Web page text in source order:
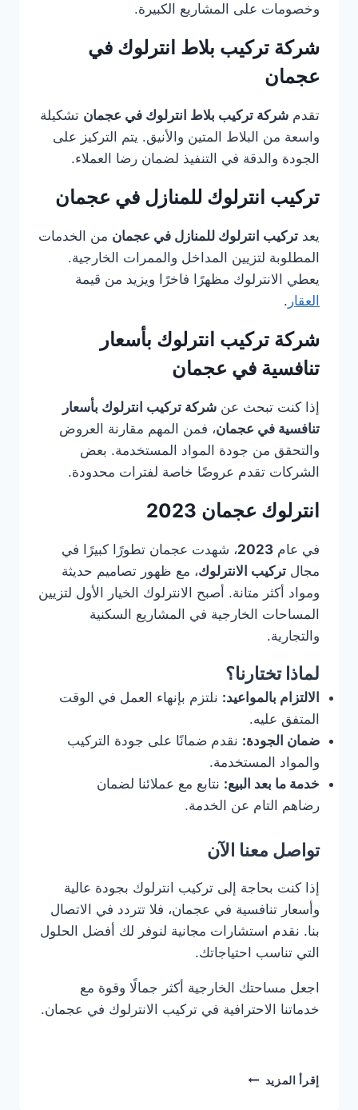
وخصومات على المشاريع الكبيرة.
شركة تركيب بلاط انترلوك في
عجمان
تقدم شركة تركيب بلاط انترلوك في عجمان تشكيلة
واسعة من البلاط المتين والأنيق. يتم التركيز على
الجودة والدقة في التنفيذ لضمان رضا العملاء.
تركيب انترلوك للمنازل في عجمان
يعد تركيب انترلوك للمنازل في عجمان من الخدمات
المطلوبة لتزيين المداخل والممرات الخارجية.
يعطي الانترلوك مظهرًا فاخرًا ويزيد من قيمة
العقار .
شركة تركيب انترلوك بأسعار
تنافسية في عجمان
إذا كنت تبحث عن شركة تركيب انترلوك بأسعار
تنافسية في عجمان، فمن المهم مقارنة العروض
والتحقق من جودة المواد المستخدمة. بعض
الشركات تقدم عروضًا خاصة لفترات محدودة.
انترلوك عجمان 2023
في عام 2023، شهدت عجمان تطورًا كبيرًا في
مجال تركيب الانترلوك، مع ظهور تصاميم حديثة
ومواد أكثر متانة. أصبح الانترلوك الخيار الأول لتزيين
المساحات الخارجية في المشاريع السكنية
والتجارية.
لماذا تختارنا؟
الالتزام بالمواعيد: نلتزم بإنهاء العمل في الوقت
المتفق عليه.
ضمان الجودة: نقدم ضمانًا على جودة التركيب
والمواد المستخدمة.
خدمة ما بعد البيع: نتابع مع عملائنا لضمان
رضاهم التام عن الخدمة.
تواصل معنا الآن
إذا كنت بحاجة إلى تركيب انترلوك بجودة عالية
وأسعار تنافسية في عجمان، فلا تتردد في الاتصال
بنا. نقدم استشارات مجانية لنوفر لك أفضل الحلول
التي تناسب احتياجاتك.
اجعل مساحتك الخارجية أكثر جمالًا وقوة مع
خدماتنا الاحترافية في تركيب الانترلوك في عجمان.
إقرأ المزيد شركة